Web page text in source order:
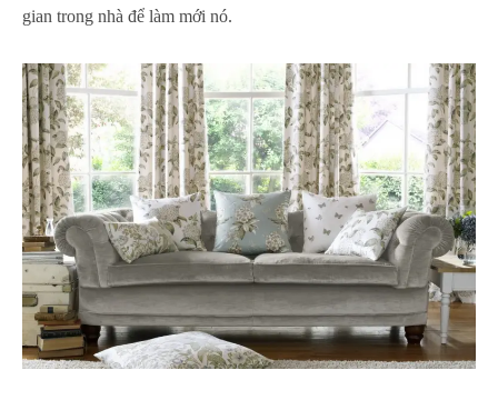
gian trong nhà để làm mới nó.